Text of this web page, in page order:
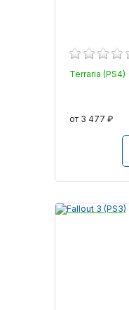
Terraria (PS4)
от 3 477 ₽